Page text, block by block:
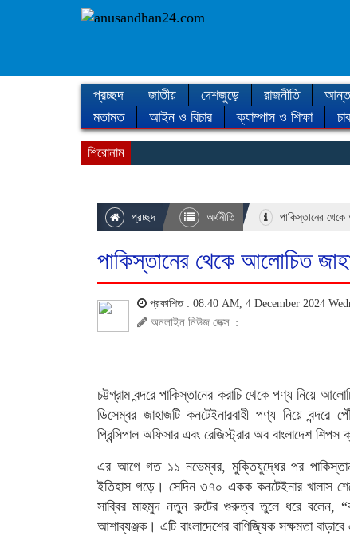
প্রচ্ছদ জাতীয় দেশজুড়ে রাজনীতি
মতামত
আইন ও বিচার ক্যাম্পাস ও শিক্ষা
শিরোনাম
প্রচ্ছদ অর্থনীতি পাকিস্তানের
পাকিস্তানের থেকে আলোচিত
প্রকাশিত : 08:40 AM, 4 December 2024
অনলাইন নিউজ ডেক্স :
চট্টগ্রাম বন্দরে পাকিস্তানের করাচি থেকে পণ্য
ডিসেম্বর জাহাজটি কনটেইনারবাহী পণ্য নিয়ে
প্রিন্সিপাল অফিসার এবং রেজিস্ট্রার অব বাংলাদেশ শিপস
এর আগে গত ১১ নভেম্বর, মুক্তিযুদ্ধের পর পাকিস্তান
ইতিহাস গড়ে। সেদিন ৩৭০ একক কনটেইনার খালাস শেষে
সাব্বির মাহমুদ নতুন রুটের গুরুত্ব তুলে ধরে বলেন,
আশাব্যঞ্জক। এটি বাংলাদেশের বাণিজ্যিক সক্ষমতা